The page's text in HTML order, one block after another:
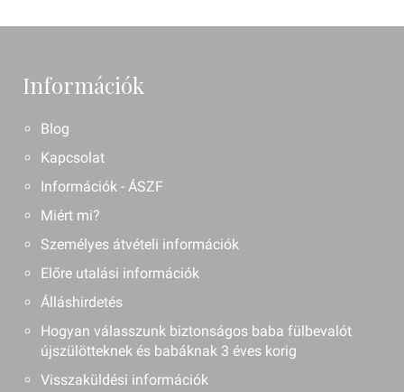
Információk
Blog
Kapcsolat
Információk - ÁSZF
Miért mi?
Személyes átvételi információk
Előre utalási információk
Álláshirdetés
Hogyan válasszunk biztonságos baba fülbevalót
újszülötteknek és babáknak 3 éves korig
Visszaküldési információk